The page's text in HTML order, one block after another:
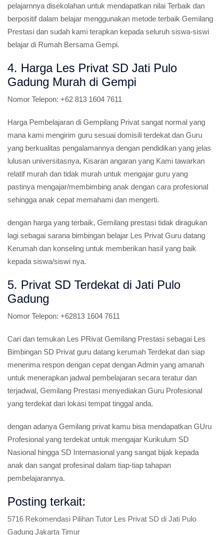
pelajarnnya disekolahan untuk mendapatkan nilai Terbaik dan
berpositif dalam belajar menggunakan metode terbaik Gemilang
Prestasi dan sudah kami terapkan kepada seluruh siswa-siswi
belajar di Rumah Bersama Gempi.
4. Harga Les Privat SD Jati Pulo
Gadung Murah di Gempi
Nomor Telepon: +62 813 1604 7611
Harga Pembelajaran di Gempilang Privat sangat normal yang
mana kami mengirim guru sesuai domisili terdekat dan Guru
yang berkualitas pengalamannya dengan pendidikan yang jelas
lulusan universitasnya, Kisaran angaran yang Kami tawarkan
relatif murah dan tidak murah untuk mengajar guru yang
pastinya mengajar/membimbing anak dengan cara profesional
sehingga anak cepat memahami dan mengerti.
dengan harga yang terbaik, Gemilang prestasi tidak diragukan
lagi sebagai sarana bimbingan belajar Les Privat Guru datang
Kerumah dan konseling untuk memberikan hasil yang baik
kepada siswa/siswi nya.
5. Privat SD Terdekat di Jati Pulo
Gadung
Nomor Telepon: +62813 1604 7611
Cari dan temukan Les PRivat Gemilang Prestasi sebagai Les
Bimbingan SD Privat guru datang kerumah Terdekat dan siap
menerima respon dengan cepat dengan Admin yang amanah
untuk menerapkan jadwal pembelajaran secara teratur dan
terjadwal, Gemilang Prestasi menyediakan Guru Profesional
yang terdekat dari lokasi tempat tinggal anda.
dengan adanya Gemilang privat kamu bisa mendapatkan GUru
Profesional yang terdekat untuk mengajar Kurikulum SD
Nasional hingga SD Internasional yang sangat bijak kepada
anak dan sangat profesinal dalam tiap-tiap tahapan
pembelajarannya.
Posting terkait:
5716 Rekomendasi Pilihan Tutor Les Privat SD di Jati Pulo
Gadung Jakarta Timur